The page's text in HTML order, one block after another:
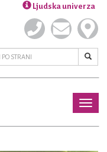
Ljudska univerza